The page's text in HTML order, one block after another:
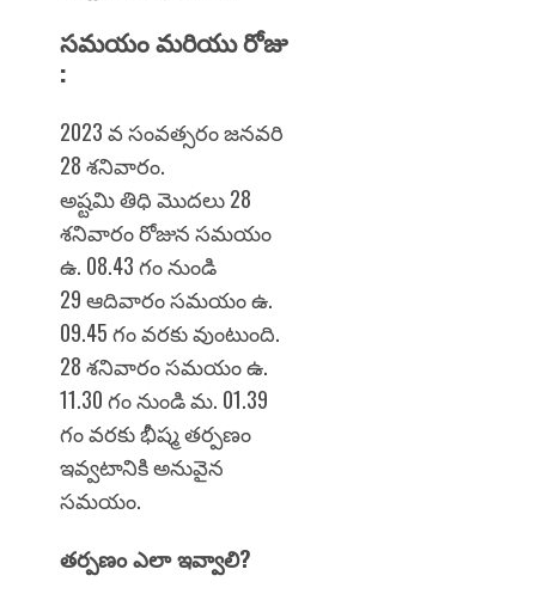
సమయం మరియు రోజు
:
2023 వ సంవత్సరం జనవరి
28 శనివారం.
అష్టమి తిధి మొదలు 28
శనివారం రోజున సమయం
ఉ. 08.43 గం నుండి
29 ఆదివారం సమయం ఉ.
09.45 గం వరకు వుంటుంది.
28 శనివారం సమయం ఉ.
11.30 గం నుండి మ. 01.39
గం వరకు భీష్మ తర్పణం
ఇవ్వటానికి అనువైన
సమయం.
తర్పణం ఎలా ఇవ్వాలి?